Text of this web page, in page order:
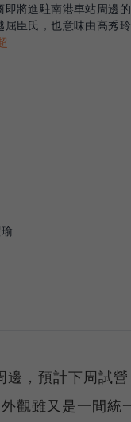
即將進駐南港車站周邊
屈臣氏，也意味由高秀
邊，預計下周試營
觀雖又是一間統